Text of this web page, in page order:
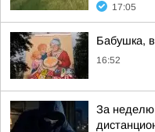
17:05
Бабушка,
16:52
За неделю